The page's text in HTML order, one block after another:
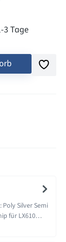
3 Tage
Silver Semi
für LX610…